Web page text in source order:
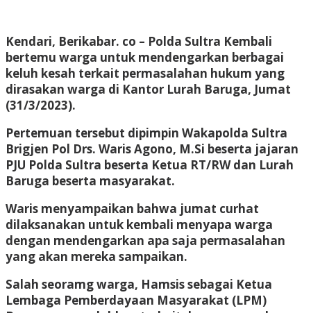
Kendari, Berikabar. co – Polda Sultra Kembali
bertemu warga untuk mendengarkan berbagai
keluh kesah terkait permasalahan hukum yang
dirasakan warga di Kantor Lurah Baruga, Jumat
(31/3/2023).
Pertemuan tersebut dipimpin Wakapolda Sultra
Brigjen Pol Drs. Waris Agono, M.Si beserta jajaran
PJU Polda Sultra beserta Ketua RT/RW dan Lurah
Baruga beserta masyarakat.
Waris menyampaikan bahwa jumat curhat
dilaksanakan untuk kembali menyapa warga
dengan mendengarkan apa saja permasalahan
yang akan mereka sampaikan.
Salah seoramg warga, Hamsis sebagai Ketua
Lembaga Pemberdayaan Masyarakat (LPM)